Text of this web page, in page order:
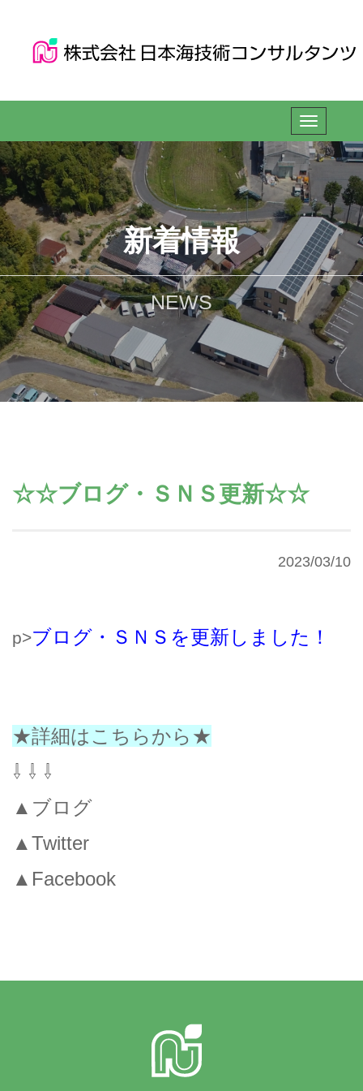
新着情報
NEWS
☆☆ブログ・ＳＮＳ更新☆☆
2023/03/10
p>ブログ・ＳＮＳを更新しました！
★詳細はこちらから★
⇩ ⇩ ⇩
▲ブログ
▲Twitter
▲Facebook